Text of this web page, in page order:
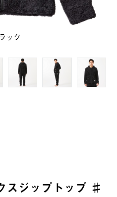
ック
スジップトップ ♯